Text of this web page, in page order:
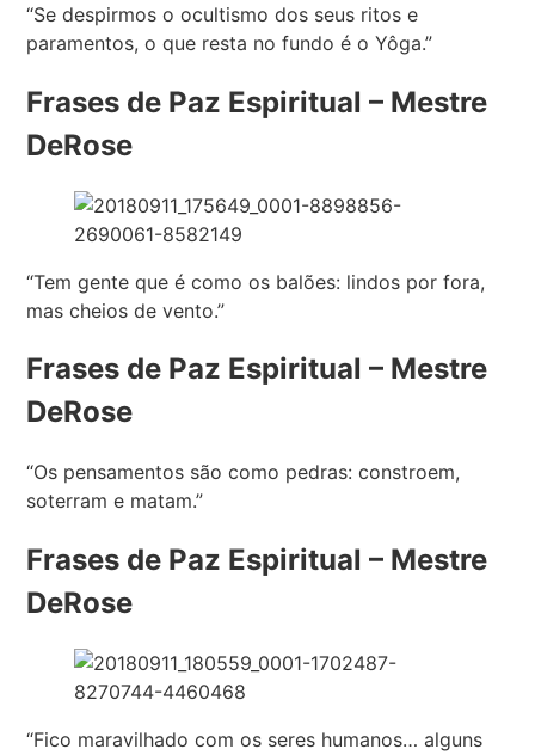
“Se despirmos o ocultismo dos seus ritos e
paramentos, o que resta no fundo é o Yôga.”
Frases de Paz Espiritual – Mestre
DeRose
“Tem gente que é como os balões: lindos por fora,
mas cheios de vento.”
Frases de Paz Espiritual – Mestre
DeRose
“Os pensamentos são como pedras: constroem,
soterram e matam.”
Frases de Paz Espiritual – Mestre
DeRose
“Fico maravilhado com os seres humanos… alguns